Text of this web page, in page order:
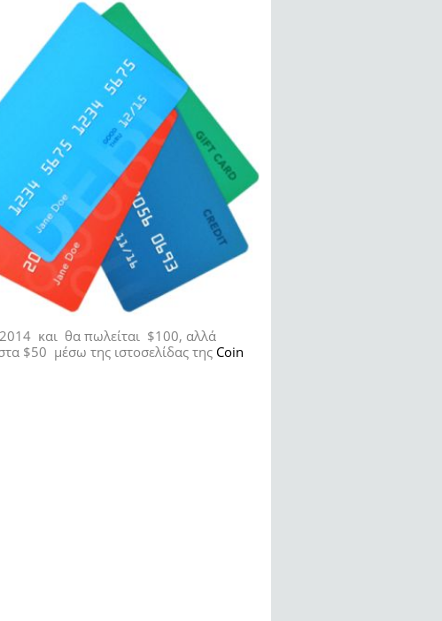
2014 και θα πωλείται $100, αλλά
$50 μέσω της ιστοσελίδας της Coin